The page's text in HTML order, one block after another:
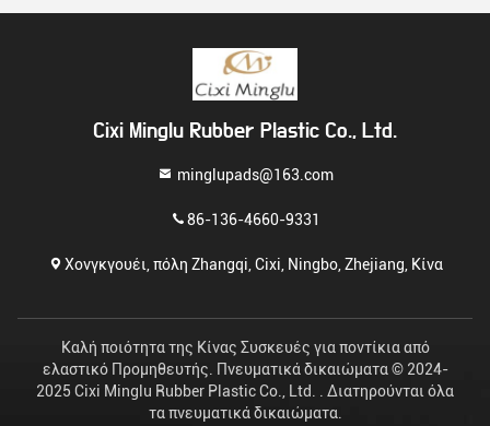
Cixi Minglu Rubber Plastic Co., Ltd.
minglupads@163.com
86-136-4660-9331
Χονγκγουέι, πόλη Zhangqi, Cixi, Ningbo, Zhejiang, Κίνα
Καλή ποιότητα της Κίνας Συσκευές για ποντίκια από
ελαστικό Προμηθευτής. Πνευματικά δικαιώματα © 2024-
2025 Cixi Minglu Rubber Plastic Co., Ltd. . Διατηρούνται όλα
τα πνευματικά δικαιώματα.